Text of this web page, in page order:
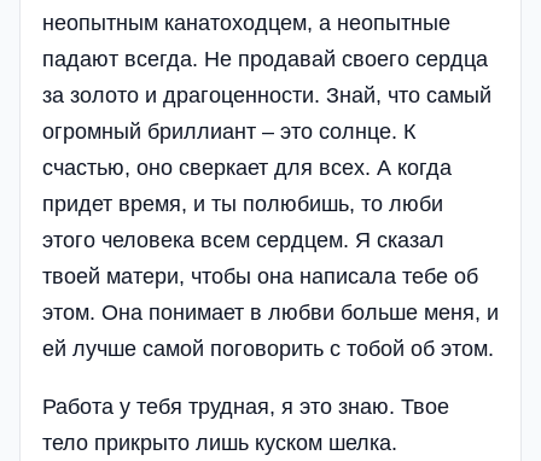
неопытным канатоходцем, а неопытные
падают всегда. Не продавай своего сердца
за золото и драгоценности. Знай, что самый
огромный бриллиант – это солнце. К
счастью, оно сверкает для всех. А когда
придет время, и ты полюбишь, то люби
этого человека всем сердцем. Я сказал
твоей матери, чтобы она написала тебе об
этом. Она понимает в любви больше меня, и
ей лучше самой поговорить с тобой об этом.
Работа у тебя трудная, я это знаю. Твое
тело прикрыто лишь куском шелка.